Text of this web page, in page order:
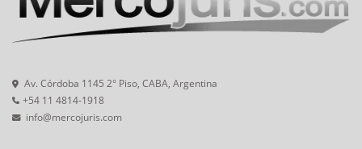
Av. Córdoba 1145 2° Piso, CABA, Argentina
+54 11 4814-1918
info@mercojuris.com